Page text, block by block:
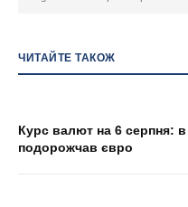
ЧИТАЙТЕ ТАКОЖ
Курс валют на 6 серпня: в
подорожчав євро